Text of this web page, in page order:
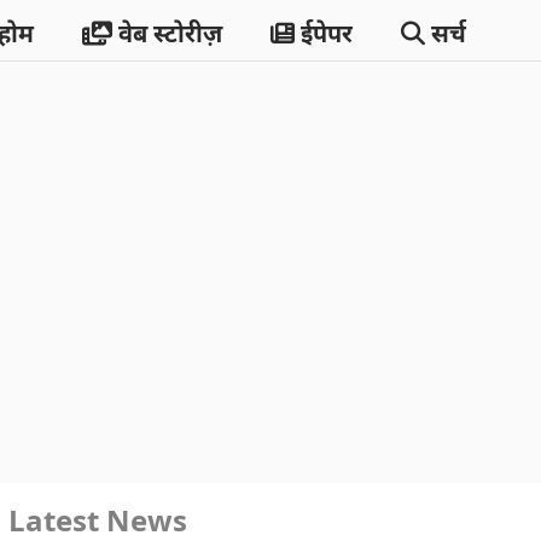
वेब स्टोरीज़ ईपेपर सर्च
Latest News